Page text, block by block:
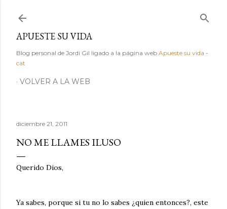
APUESTE SU VIDA
Blog personal de Jordi Gil ligado a la página web Apueste su vida -
cat
VOLVER A LA WEB
diciembre 21, 2011
NO ME LLAMES ILUSO
Querido Dios,
Ya sabes, porque si tu no lo sabes ¿quien entonces?, este